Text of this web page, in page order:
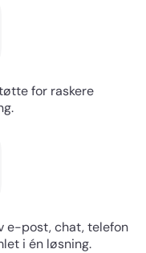
for raskere
e-post, chat, telefon
i én løsning.